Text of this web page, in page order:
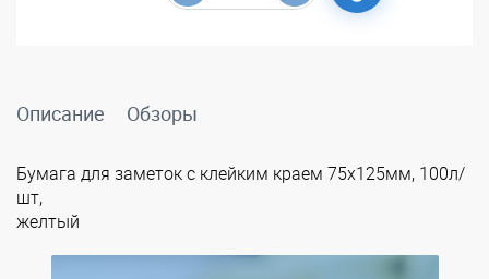
Описание Обзоры
Бумага для заметок с клейким краем 75х125мм, 100л/
шт,
желтый